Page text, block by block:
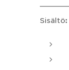
Sisältö: